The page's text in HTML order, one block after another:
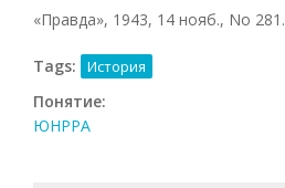
«Правда», 1943, 14 нояб., No 281.
Tags: История
Понятие:
ЮНРРА